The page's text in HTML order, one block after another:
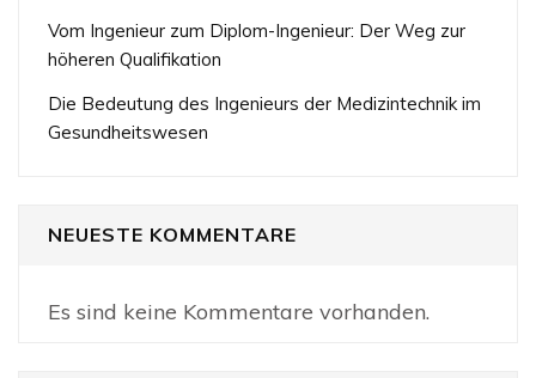
Vom Ingenieur zum Diplom-Ingenieur: Der Weg zur
höheren Qualifikation
Die Bedeutung des Ingenieurs der Medizintechnik im
Gesundheitswesen
NEUESTE KOMMENTARE
Es sind keine Kommentare vorhanden.